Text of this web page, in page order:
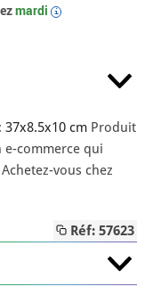
mardi i
37x8.5x10 cm Produit
e-commerce qui
vous chez
Réf: 57623